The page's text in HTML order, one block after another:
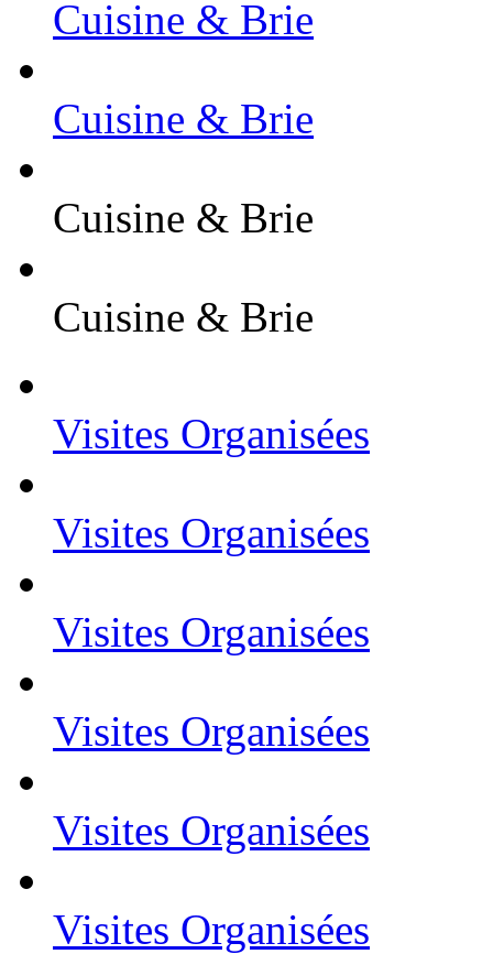
Cuisine & Brie
Cuisine & Brie
Cuisine & Brie
Cuisine & Brie
Visites Organisées
Visites Organisées
Visites Organisées
Visites Organisées
Visites Organisées
Visites Organisées